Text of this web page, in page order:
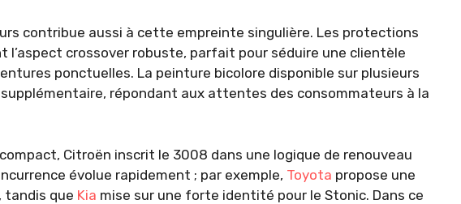
contribue aussi à cette empreinte singulière. Les protections
crossover robuste, parfait pour séduire une clientèle
ponctuelles. La peinture bicolore disponible sur plusieurs
répondant aux attentes des consommateurs à la
Citroën inscrit le 3008 dans une logique de renouveau
évolue rapidement ; par exemple, Toyota propose une
tandis que Kia mise sur une forte identité pour le Stonic. Dans ce